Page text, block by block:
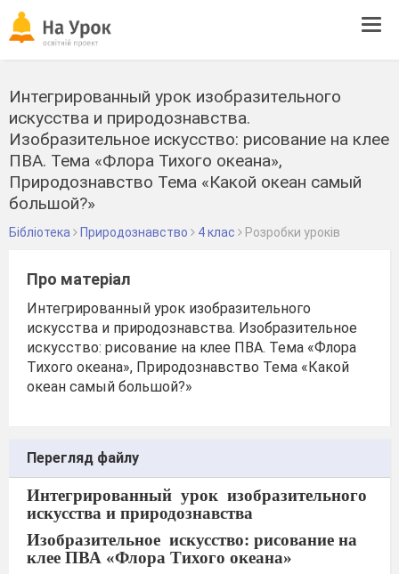
Интегрированный урок изобразительного
искусства и природознавства.
Изобразительное искусство: рисование на клее
ПВА. Тема «Флора Тихого океана»,
Природознавство Тема «Какой океан самый
большой?»
Бібліотека Природознавство 4 клас Розробки уроків
Про матеріал
Интегрированный урок изобразительного
искусства и природознавства. Изобразительное
искусство: рисование на клее ПВА. Тема «Флора
Тихого океана», Природознавство Тема «Какой
океан самый большой?»
Перегляд файлу
Интегрированный урок изобразительного
искусства и природознавства
Изобразительное искусство: рисование на
клее ПВА «Флора Тихого океана»